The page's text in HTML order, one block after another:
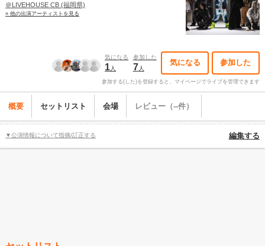
＠LIVEHOUSE CB (福岡県)
» 他の出演アーティストを見る
気になる
1人
参加した
7 人
気になる 参加した
参加する(した)を登録すると、マイページでライブを管理できます
概要 セットリスト 会場 レビュー（--件）
▼公演情報について指摘/訂正する 編集する